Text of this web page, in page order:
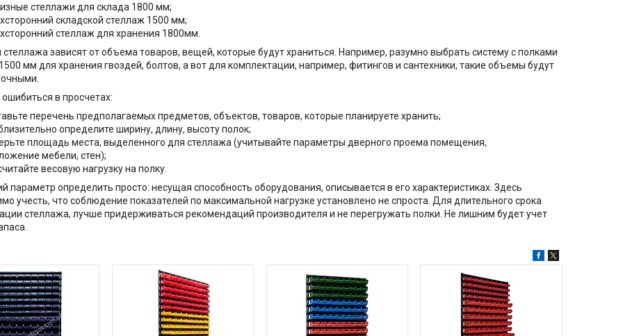
стеллажи для склада 1800 мм;
складской стеллаж 1500 мм;
стеллаж для хранения 1800мм.
стеллажа зависят от объема товаров, вещей, которые будут храниться. Например, разумно выбрать систему с полками
мм для хранения гвоздей, болтов, а вот для комплектации, например, фитингов и сантехники, такие объемы будут
в просчетах:
перечень предполагаемых предметов, объектов, товаров, которые планируете хранить;
определите ширину, длину, высоту полок;
площадь места, выделенного для стеллажа (учитывайте параметры дверного проема помещения,
мебели, стен);
весовую нагрузку на полку.
параметр определить просто: несущая способность оборудования, описывается в его характеристиках. Здесь
учесть, что соблюдение показателей по максимальной нагрузке установлено не спроста. Для длительного срока
стеллажа, лучше придерживаться рекомендаций производителя и не перегружать полки. Не лишним будет учет